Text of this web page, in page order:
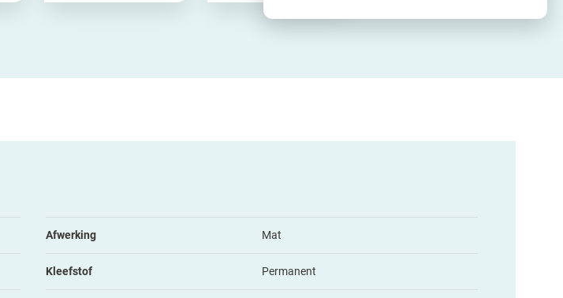
Afwerking Mat
Kleefstof Permanent